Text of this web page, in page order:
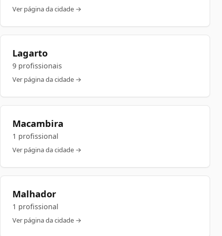
Ver página da cidade →
Lagarto
9 profissionais
Ver página da cidade →
Macambira
1 profissional
Ver página da cidade →
Malhador
1 profissional
Ver página da cidade →